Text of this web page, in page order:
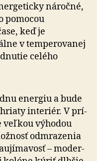
náročné,
pomocou
keď je
v tem­pe­ro­va­nej
celého
energiu a bude
interiér. V prí­
veľkou výhodou
od­mra­ze­nia
– mo­der­